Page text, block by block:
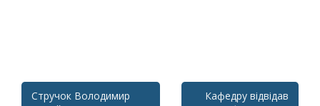
PostСтручок Володимир
Кафедру відвідав